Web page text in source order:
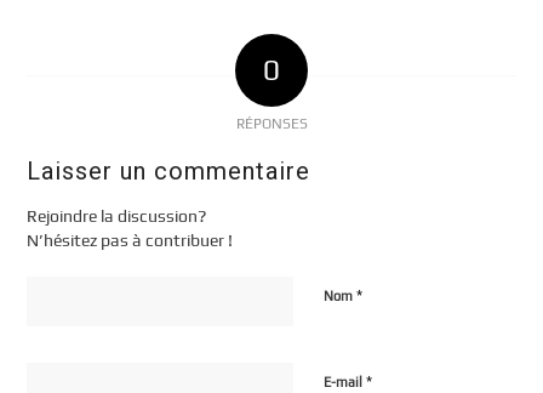
0
RÉPONSES
Laisser un commentaire
Rejoindre la discussion?
N’hésitez pas à contribuer !
Nom*
E-mail*